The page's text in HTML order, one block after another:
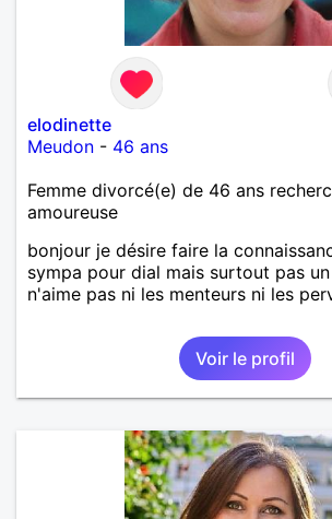
elodinette
Meudon - 46 ans
Femme divorcé(e) de 46 ans
amoureuse
bonjour je désire faire la
sympa pour dial mais surtout pas
n'aime pas ni les menteurs ni les
Voir le profil